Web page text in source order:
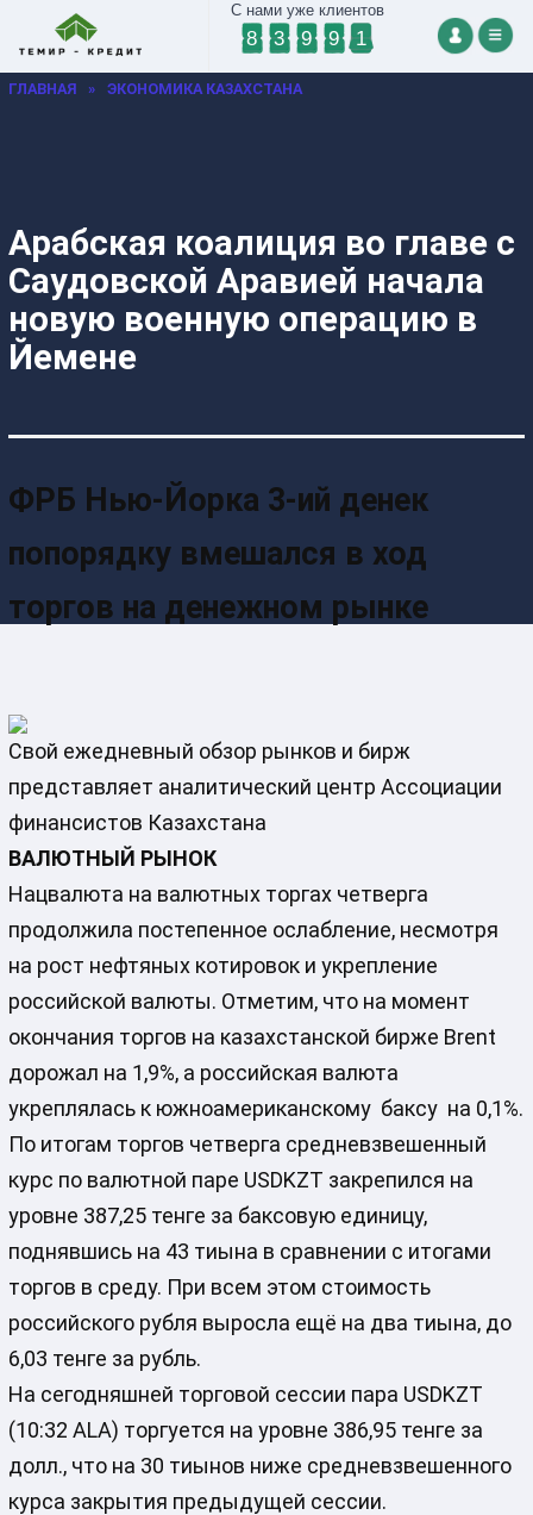
С нами уже клиентов
8 3 9 9 1
ГЛАВНАЯ » ЭКОНОМИКА КАЗАХСТАНА
Арабская коалиция во главе с
Саудовской Аравией начала
новую военную операцию в
Йемене
ФРБ Нью-Йорка 3-ий денек
попорядку вмешался в ход
торгов на денежном рынке
Свой ежедневный обзор рынков и бирж
представляет аналитический центр Ассоциации
финансистов Казахстана
ВАЛЮТНЫЙ РЫНОК
Нацвалюта на валютных торгах четверга
продолжила постепенное ослабление, несмотря
на рост нефтяных котировок и укрепление
российской валюты. Отметим, что на момент
окончания торгов на казахстанской бирже Brent
дорожал на 1,9%, а российская валюта
укреплялась к южноамериканскому баксу на 0,1%.
По итогам торгов четверга средневзвешенный
курс по валютной паре USDKZT закрепился на
уровне 387,25 тенге за баксовую единицу,
поднявшись на 43 тиына в сравнении с итогами
торгов в среду. При всем этом стоимость
российского рубля выросла ещё на два тиына, до
6,03 тенге за рубль.
На сегодняшней торговой сессии пара USDKZT
(10:32 ALA) торгуется на уровне 386,95 тенге за
долл., что на 30 тиынов ниже средневзвешенного
курса закрытия предыдущей сессии.